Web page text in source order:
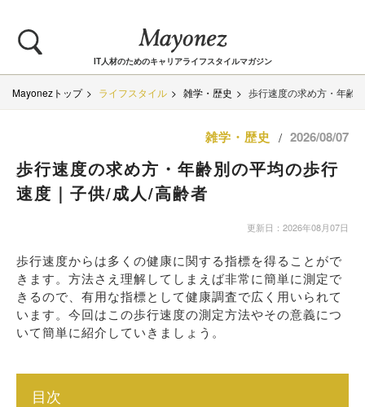
IT人材のためのキャリアライフスタイルマガジン
Mayonezトップ ライフスタイル 雑学・歴史 歩行速度の求め方・年齢
雑学・歴史 / 2026/08/07
歩行速度の求め方・年齢別の平均の歩行
速度｜子供/成人/高齢者
更新日：2026年08月07日
歩行速度からは多くの健康に関する指標を得ることがで
きます。方法さえ理解してしまえば非常に簡単に測定で
きるので、有用な指標として健康調査で広く用いられて
います。今回はこの歩行速度の測定方法やその意義につ
いて簡単に紹介していきましょう。
目次